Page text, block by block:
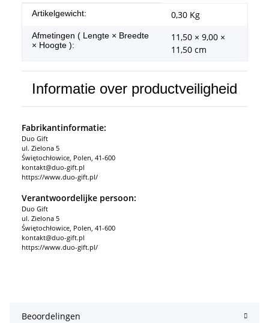
#productDetails.itemInformation#
#productDetails.itemValue#
Artikelgewicht: 0,30 Kg
Afmetingen ( Lengte × Breedte
× Hoogte ):
11,50 × 9,00 ×
11,50 cm
Informatie over productveiligheid
Fabrikantinformatie:
Duo Gift
ul. Zielona 5
Świętochłowice, Polen, 41-600
kontakt@duo-gift.pl
https://www.duo-gift.pl/
Verantwoordelijke persoon:
Duo Gift
ul. Zielona 5
Świętochłowice, Polen, 41-600
kontakt@duo-gift.pl
https://www.duo-gift.pl/
Beoordelingen